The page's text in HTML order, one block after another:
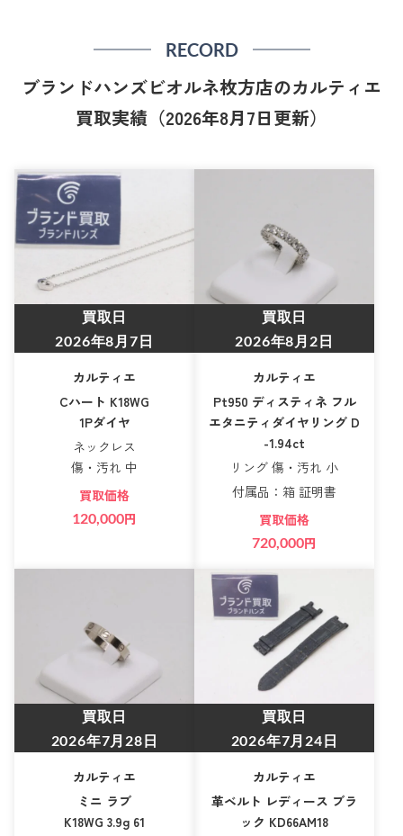
RECORD
ブランドハンズビオルネ枚方店のカルティエ
買取実績（2026年8月7日更新）
買取日
2026年8月7日
カルティエ
Cハート K18WG
1Pダイヤ
ネックレス
傷・汚れ 中
買取価格
120,000円
買取日
2026年8月2日
カルティエ
Pt950 ディスティネ フル
エタニティダイヤリング D
-1.94ct
リング 傷・汚れ 小
付属品：箱 証明書
買取価格
720,000円
買取日
2026年7月28日
カルティエ
ミニ ラブ
K18WG 3.9g 61
買取日
2026年7月24日
カルティエ
革ベルト レディース ブラ
ック KD66AM18